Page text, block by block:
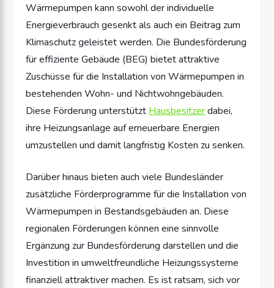
Wärmepumpen kann sowohl der individuelle
Energieverbrauch gesenkt als auch ein Beitrag zum
Klimaschutz geleistet werden. Die Bundesförderung
für effiziente Gebäude (BEG) bietet attraktive
Zuschüsse für die Installation von Wärmepumpen in
bestehenden Wohn- und Nichtwohngebäuden.
Diese Förderung unterstützt Hausbesitzerdabei,
ihre Heizungsanlage auf erneuerbare Energien
umzustellen und damit langfristig Kosten zu senken.
Darüber hinaus bieten auch viele Bundesländer
zusätzliche Förderprogramme für die Installation von
Wärmepumpen in Bestandsgebäuden an. Diese
regionalen Förderungen können eine sinnvolle
Ergänzung zur Bundesförderung darstellen und die
Investition in umweltfreundliche Heizungssysteme
finanziell attraktiver machen. Es ist ratsam, sich vor